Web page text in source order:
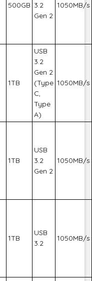
500GB 3.2
Gen 2
1050MB/s
1TB
USB
3.2
Gen 2
(Type
C,
Type
A)
1050MB/s
1TB
USB
3.2
Gen 2
1050MB/s
1TB
USB
3.2
1050MB/s